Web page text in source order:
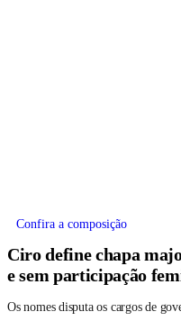
Confira a composição
Ciro define chapa
e sem participação
Os nomes disputa os cargos de